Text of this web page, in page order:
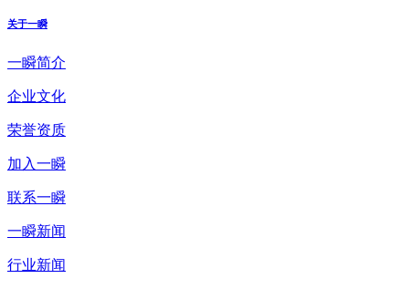
关于一瞬
一瞬简介
企业文化
荣誉资质
加入一瞬
联系一瞬
一瞬新闻
行业新闻